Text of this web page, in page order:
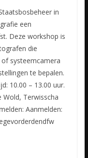
in
een
Deze workshop is
die
systeemcamera
te bepalen.
10.00 – 13.00 uur.
Terwisscha
Aanmelden: